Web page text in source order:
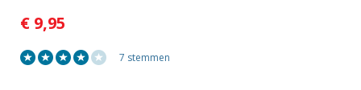
€ 9,95
7 stemmen